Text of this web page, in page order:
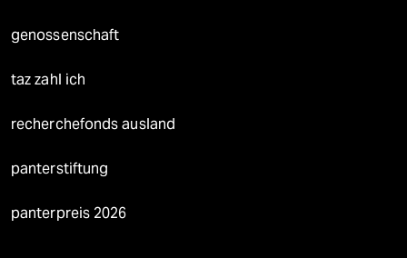
genossenschaft
taz zahl ich
recherchefonds ausland
panterstiftung
panterpreis 2026